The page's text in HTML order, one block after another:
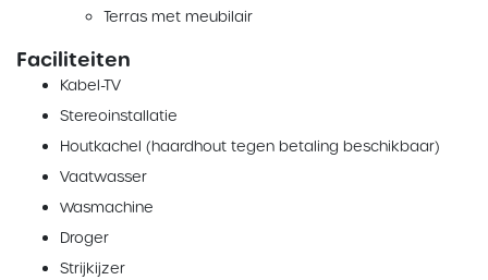
Terras met meubilair
Faciliteiten
Kabel-TV
Stereoinstallatie
Houtkachel (haardhout tegen betaling beschikbaar)
Vaatwasser
Wasmachine
Droger
Strijkijzer